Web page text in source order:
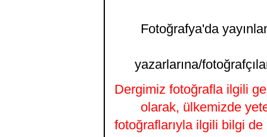
Fotoğrafya'da
yazarlarına/
Dergimiz fotoğrafla ilgili
olarak, ülkemizde
fotoğraflarıyla ilgili bilgi